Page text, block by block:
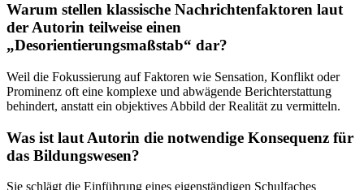
Warum stellen klassische Nachrichtenfaktoren laut
der Autorin teilweise einen
„Desorientierungsmaßstab“ dar?
Weil die Fokussierung auf Faktoren wie Sensation, Konflikt oder
Prominenz oft eine komplexe und abwägende Berichterstattung
behindert, anstatt ein objektives Abbild der Realität zu vermitteln.
Was ist laut Autorin die notwendige Konsequenz für
das Bildungswesen?
Sie schlägt die Einführung eines eigenständigen Schulfaches